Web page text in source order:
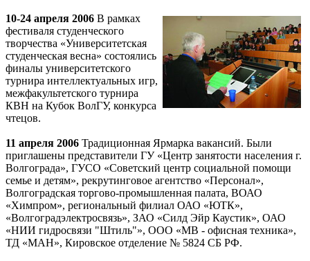
10-24 апреля 2006 В рамках
фестиваля студенческого
творчества «Университетская
студенческая весна» состоялись
финалы университетского
турнира интеллектуальных игр,
межфакультетского турнира
КВН на Кубок ВолГУ, конкурса
чтецов.
11 апреля 2006 Традиционная Ярмарка вакансий. Были
приглашены представители ГУ «Центр занятости населения г.
Волгограда», ГУСО «Советский центр социальной помощи
семье и детям», рекрутинговое агентство «Персонал»,
Волгоградская торгово-промышленная палата, ВОАО
«Химпром», региональный филиал ОАО «ЮТК»,
«Волгоградэлектросвязь», ЗАО «Силд Эйр Каустик», ОАО
«НИИ гидросвязи "Штиль"», ООО «MB - офисная техника»,
ТД «МАН», Кировское отделение № 5824 СБ РФ.